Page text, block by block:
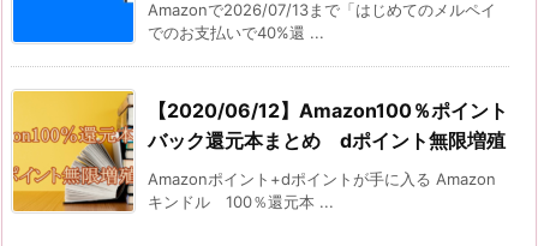
Amazonで2026/07/13まで「はじめてのメルペイ
でのお支払いで40%還 ...
【2020/06/12】Amazon100％ポイント
バック還元本まとめ dポイント無限増殖
Amazonポイント+dポイントが手に入る Amazon
キンドル 100％還元本 ...